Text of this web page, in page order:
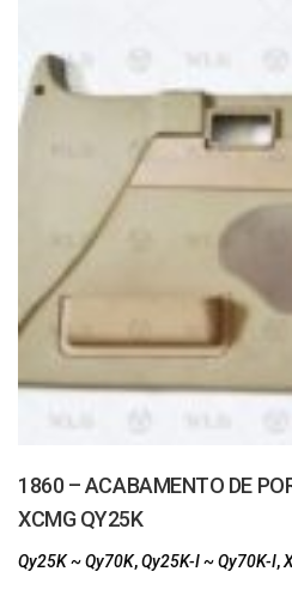
1860 – ACABAMENTO DE
XCMG QY25K
Qy25K ~ Qy70K,Qy25K-I ~ Qy70K-I,